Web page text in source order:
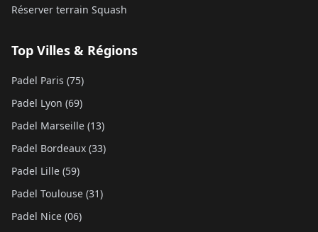
Réserver terrain Squash
Top Villes & Régions
Padel Paris (75)
Padel Lyon (69)
Padel Marseille (13)
Padel Bordeaux (33)
Padel Lille (59)
Padel Toulouse (31)
Padel Nice (06)